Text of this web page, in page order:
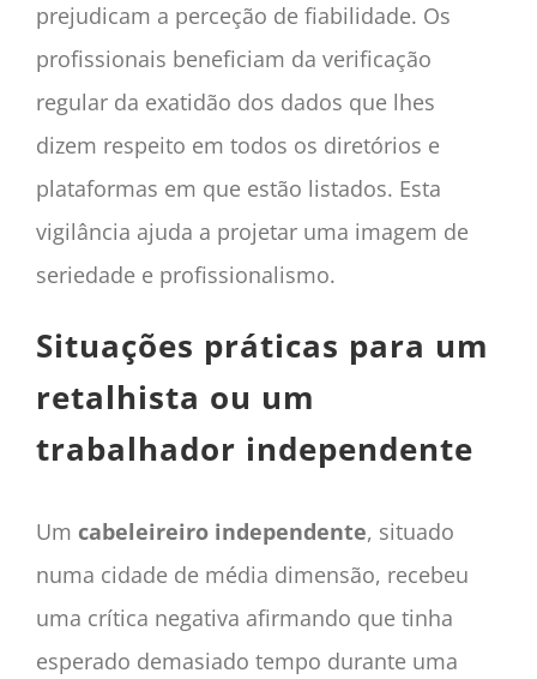
prejudicam a perceção de fiabilidade. Os
profissionais beneficiam da verificação
regular da exatidão dos dados que lhes
dizem respeito em todos os diretórios e
plataformas em que estão listados. Esta
vigilância ajuda a projetar uma imagem de
seriedade e profissionalismo.
Situações práticas para um
retalhista ou um
trabalhador independente
Um cabeleireiro independente, situado
numa cidade de média dimensão, recebeu
uma crítica negativa afirmando que tinha
esperado demasiado tempo durante uma